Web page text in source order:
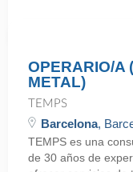
OPERARIO/A
METAL)
TEMPS
Barcelona,
TEMPS es una
de 30 años de